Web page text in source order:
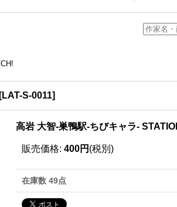
[LAT-S-0011]
高岩 大智-巣鴨駅-ちびキャラ-
販売価格: 400円 (税別)
在庫数 49点